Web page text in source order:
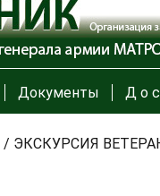
Документы Д о с
/ ЭКСКУРСИЯ